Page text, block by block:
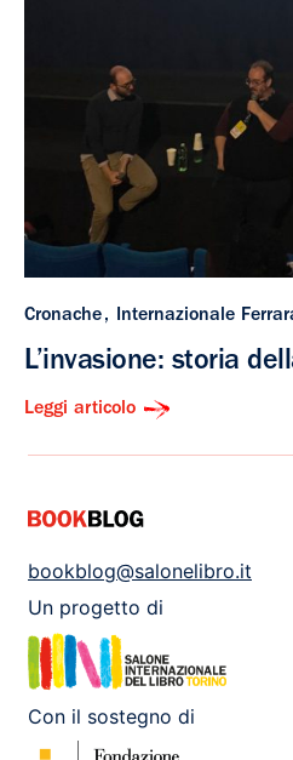
Cronache Internazionale
L’invasione: storia
Leggi articolo
bookblog@salonelibro.it
Un progetto di
Con il sostegno di